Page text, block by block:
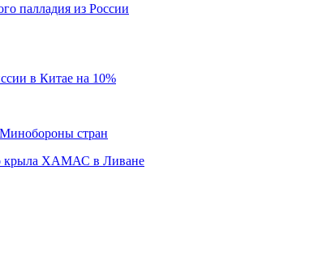
палладия из России
в Китае на 10%
стран
крыла ХАМАС в Ливане